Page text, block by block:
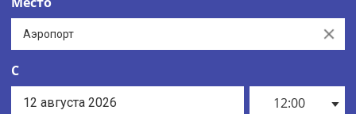
Clear
С
12:00